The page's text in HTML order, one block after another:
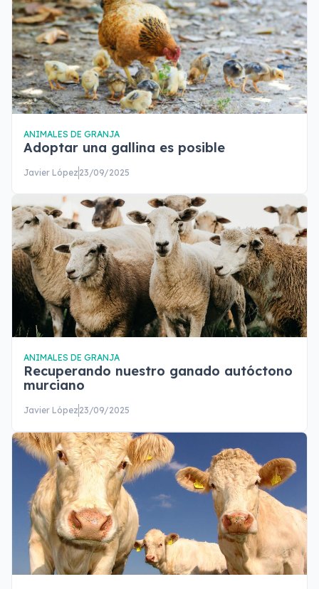
ANIMALES DE GRANJA
Adoptar una gallina es posible
Javier López 23/09/2025
ANIMALES DE GRANJA
Recuperando nuestro ganado autóctono
murciano
Javier López 23/09/2025